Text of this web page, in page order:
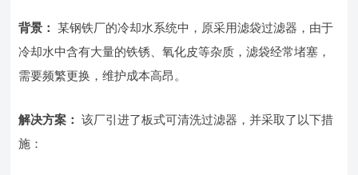
背景： 某钢铁厂的冷却水系统中，原采用滤袋过滤器，由于
冷却水中含有大量的铁锈、氧化皮等杂质，滤袋经常堵塞，
需要频繁更换，维护成本高昂。
解决方案： 该厂引进了板式可清洗过滤器，并采取了以下措
施：